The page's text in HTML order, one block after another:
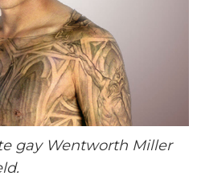
gay Wentworth Miller